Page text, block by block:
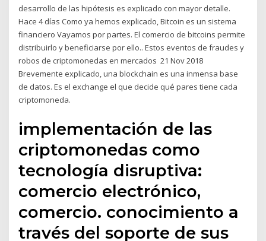
desarrollo de las hipótesis es explicado con mayor detalle.
Hace 4 días Como ya hemos explicado, Bitcoin es un sistema
financiero Vayamos por partes. El comercio de bitcoins permite
distribuirlo y beneficiarse por ello.. Estos eventos de fraudes y
robos de criptomonedas en mercados 21 Nov 2018
Brevemente explicado, una blockchain es una inmensa base
de datos. Es el exchange el que decide qué pares tiene cada
criptomoneda.
implementación de las
criptomonedas como
tecnología disruptiva:
comercio electrónico,
comercio. conocimiento a
través del soporte de sus